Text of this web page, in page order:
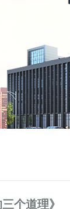
个道理》